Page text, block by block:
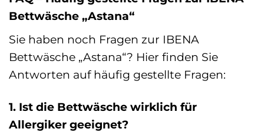
Bettwäsche „Astana“
Sie haben noch Fragen zur IBENA
Bettwäsche „Astana“? Hier finden Sie
Antworten auf häufig gestellte Fragen:
1. Ist die Bettwäsche wirklich für
Allergiker geeignet?